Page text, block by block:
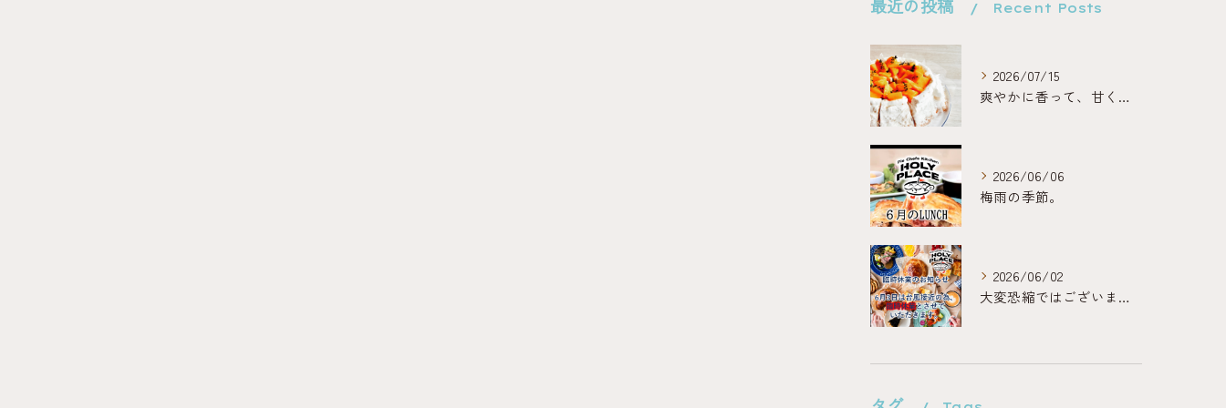
最近の投稿 Recent Posts
2026/07/15
爽やかに香って、甘くほどける。
2026/06/06
梅雨の季節。
2026/06/02
大変恐縮ではございますが、